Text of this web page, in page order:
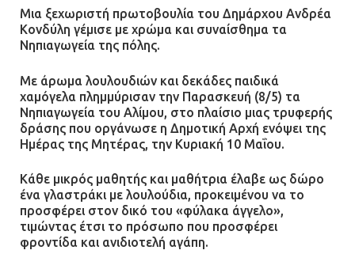
Μια ξεχωριστή πρωτοβουλία του Δημάρχου Ανδρέα
Κονδύλη γέμισε με χρώμα και συναίσθημα τα
Νηπιαγωγεία της πόλης.
Με άρωμα λουλουδιών και δεκάδες παιδικά
χαμόγελα πλημμύρισαν την Παρασκευή (8/5) τα
Νηπιαγωγεία του Αλίμου, στο πλαίσιο μιας τρυφερής
δράσης που οργάνωσε η Δημοτική Αρχή ενόψει της
Ημέρας της Μητέρας, την Κυριακή 10 Μαΐου.
Κάθε μικρός μαθητής και μαθήτρια έλαβε ως δώρο
ένα γλαστράκι με λουλούδια, προκειμένου να το
προσφέρει στον δικό του «φύλακα άγγελο»,
τιμώντας έτσι το πρόσωπο που προσφέρει
φροντίδα και ανιδιοτελή αγάπη.